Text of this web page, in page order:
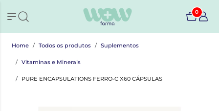
0
Home Todos os produtos Suplementos
Vitaminas e Minerais
PURE ENCAPSULATIONS FERRO-C X60 CÁPSULAS